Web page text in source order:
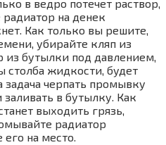
в ведро потечет раствор,
радиатор на денек
Как только вы решите,
убирайте кляп из
из бутылки под давлением,
столба жидкости, будет
черпать промывку
в бутылку. Как
выходить грязь,
радиатор
его на место.